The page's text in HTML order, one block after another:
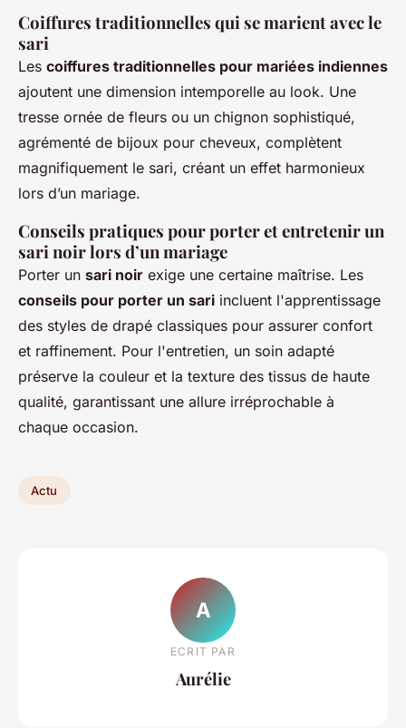
Coiffures traditionnelles qui se marient avec le
sari
Les coiffures traditionnelles pour mariées indiennes
ajoutent une dimension intemporelle au look. Une
tresse ornée de fleurs ou un chignon sophistiqué,
agrémenté de bijoux pour cheveux, complètent
magnifiquement le sari, créant un effet harmonieux
lors d’un mariage.
Conseils pratiques pour porter et entretenir un
sari noir lors d’un mariage
Porter un sari noir exige une certaine maîtrise. Les
conseils pour porter un sari incluent l'apprentissage
des styles de drapé classiques pour assurer confort
et raffinement. Pour l'entretien, un soin adapté
préserve la couleur et la texture des tissus de haute
qualité, garantissant une allure irréprochable à
chaque occasion.
Actu
A
ECRIT PAR
Aurélie